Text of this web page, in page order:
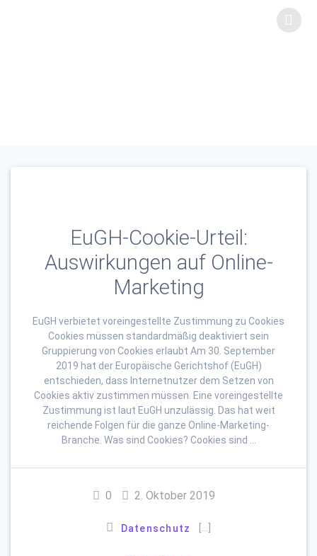
EuGH-Cookie-Urteil:
Auswirkungen auf Online-
Marketing
EuGH verbietet voreingestellte Zustimmung zu Cookies
Cookies müssen standardmäßig deaktiviert sein
Gruppierung von Cookies erlaubt Am 30. September
2019 hat der Europäische Gerichtshof (EuGH)
entschieden, dass Internetnutzer dem Setzen von
Cookies aktiv zustimmen müssen. Eine voreingestellte
Zustimmung ist laut EuGH unzulässig. Das hat weit
reichende Folgen für die ganze Online-Marketing-
Branche. Was sind Cookies? Cookies sind …
0 2. Oktober 2019
Datenschutz